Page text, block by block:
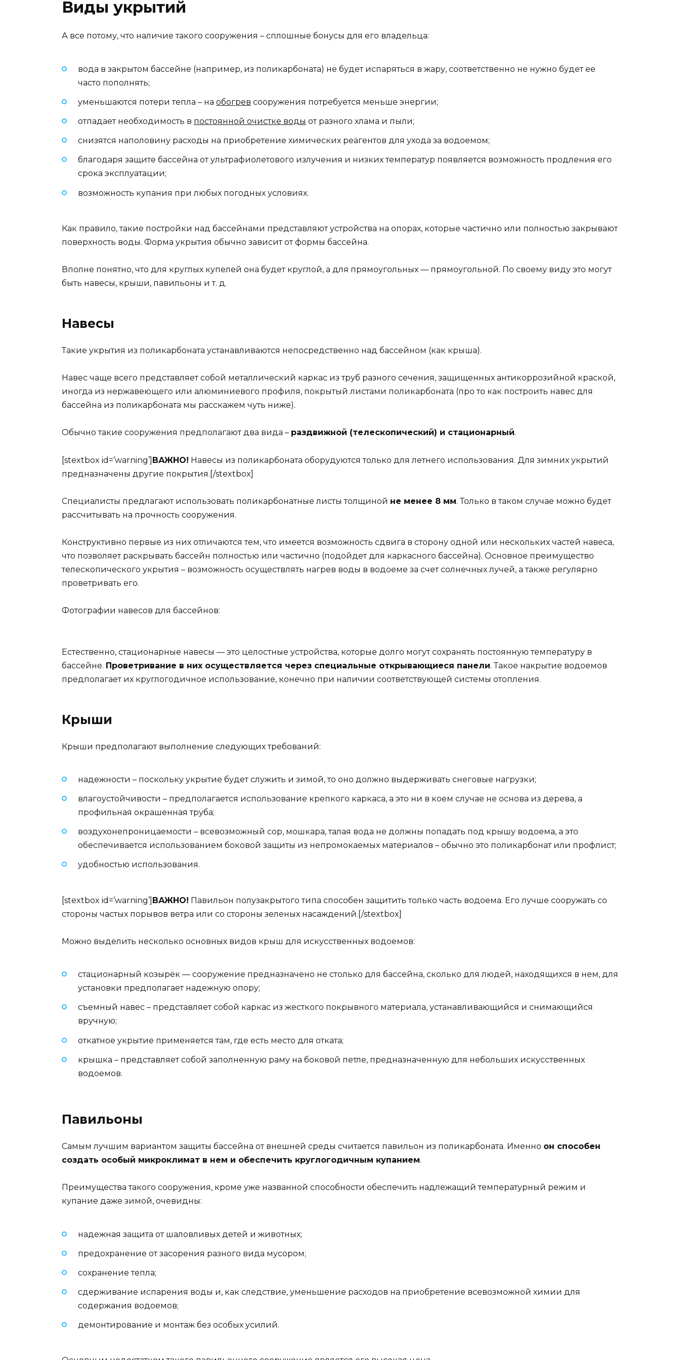
Виды укрытий
А все потому, что наличие такого сооружения – сплошные бонусы для его владельца:
вода в закрытом бассейне (например, из поликарбоната) не будет испаряться в жару, соответственно не нужно будет ее
часто пополнять;
уменьшаются потери тепла – на обогрев сооружения потребуется меньше энергии;
отпадает необходимость в постоянной очистке воды от разного хлама и пыли;
снизятся наполовину расходы на приобретение химических реагентов для ухода за водоемом;
благодаря защите бассейна от ультрафиолетового излучения и низких температур появляется возможность продления его
срока эксплуатации;
возможность купания при любых погодных условиях.
Как правило, такие постройки над бассейнами представляют устройства на опорах, которые частично или полностью закрывают
поверхность воды. Форма укрытия обычно зависит от формы бассейна.
Вполне понятно, что для круглых купелей она будет круглой, а для прямоугольных — прямоугольной. По своему виду это могут
быть навесы, крыши, павильоны и т. д.
Навесы
Такие укрытия из поликарбоната устанавливаются непосредственно над бассейном (как крыша).
Навес чаще всего представляет собой металлический каркас из труб разного сечения, защищенных антикоррозийной краской,
иногда из нержавеющего или алюминиевого профиля, покрытый листами поликарбоната (про то как построить навес для
бассейна из поликарбоната мы расскажем чуть ниже).
Обычно такие сооружения предполагают два вида – раздвижной (телескопический) и стационарный.
[stextbox id=’warning’] ВАЖНО! Навесы из поликарбоната оборудуются только для летнего использования. Для зимних укрытий
предназначены другие покрытия.[/stextbox]
Специалисты предлагают использовать поликарбонатные листы толщиной не менее 8 мм. Только в таком случае можно будет
рассчитывать на прочность сооружения.
Конструктивно первые из них отличаются тем, что имеется возможность сдвига в сторону одной или нескольких частей навеса,
что позволяет раскрывать бассейн полностью или частично (подойдет для каркасного бассейна). Основное преимущество
телескопического укрытия – возможность осуществлять нагрев воды в водоеме за счет солнечных лучей, а также регулярно
проветривать его.
Фотографии навесов для бассейнов:
Естественно, стационарные навесы — это целостные устройства, которые долго могут сохранять постоянную температуру в
бассейне. Проветривание в них осуществляется через специальные открывающиеся панели. Такое накрытие водоемов
предполагает их круглогодичное использование, конечно при наличии соответствующей системы отопления.
Крыши
Крыши предполагают выполнение следующих требований:
надежности – поскольку укрытие будет служить и зимой, то оно должно выдерживать снеговые нагрузки;
влагоустойчивости – предполагается использование крепкого каркаса, а это ни в коем случае не основа из дерева, а
профильная окрашенная труба;
воздухонепроницаемости – всевозможный сор, мошкара, талая вода не должны попадать под крышу водоема, а это
обеспечивается использованием боковой защиты из непромокаемых материалов – обычно это поликарбонат или профлист;
удобностью использования.
[stextbox id=’warning’] ВАЖНО! Павильон полузакрытого типа способен защитить только часть водоема. Его лучше сооружать со
стороны частых порывов ветра или со стороны зеленых насаждений.[/stextbox]
Можно выделить несколько основных видов крыш для искусственных водоемов:
стационарный козырёк — сооружение предназначено не столько для бассейна, сколько для людей, находящихся в нем, для
установки предполагает надежную опору;
съемный навес – представляет собой каркас из жесткого покрывного материала, устанавливающийся и снимающийся
вручную;
откатное укрытие применяется там, где есть место для отката;
крышка – представляет собой заполненную раму на боковой петле, предназначенную для небольших искусственных
водоемов.
Павильоны
Самым лучшим вариантом защиты бассейна от внешней среды считается павильон из поликарбоната. Именно он способен
создать особый микроклимат в нем и обеспечить круглогодичным купанием.
Преимущества такого сооружения, кроме уже названной способности обеспечить надлежащий температурный режим и
купание даже зимой, очевидны:
надежная защита от шаловливых детей и животных;
предохранение от засорения разного вида мусором;
сохранение тепла;
сдерживание испарения воды и, как следствие, уменьшение расходов на приобретение всевозможной химии для
содержания водоемов;
демонтирование и монтаж без особых усилий.